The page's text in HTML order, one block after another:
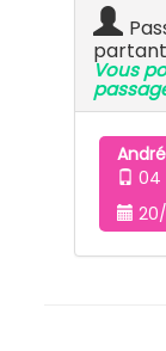
Vous
André
04